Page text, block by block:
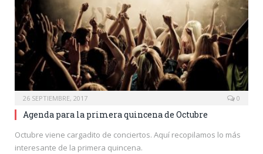
26 SEPTIEMBRE, 2017 0
Agenda para la primera quincena de Octubre
Octubre viene cargadito de conciertos. Aquí recopilamos lo más
interesante de la primera quincena.